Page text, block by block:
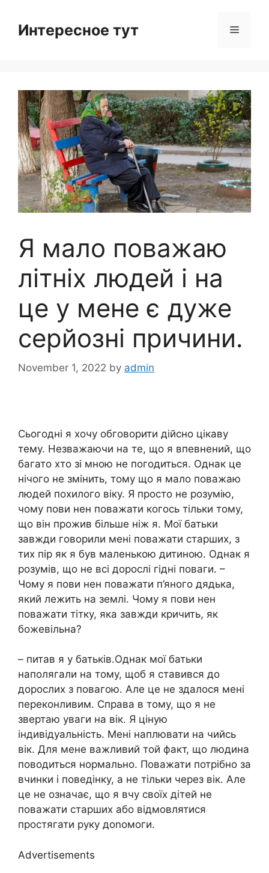
contentИнтересное тут Menu
Я мало поважаю
літніх людей і на
це у мене є дуже
серйозні причини.
November 1, 2022 by admin
Сьогодні я хочу обговорити дійсно цікаву
тему. Незважаючи на те, що я впевнений, що
багато хто зі мною не погодиться. Однак це
нічого не змінить, тому що я мало поважаю
людей похилого віку. Я просто не розумію,
чому пови нен поважати когось тільки тому,
що він прожив більше ніж я. Мої батьки
завжди говорили мені поважати старших, з
тих пір як я був маленькою дитиною. Однак я
розумів, що не всі дорослі гідні поваги. –
Чому я пови нен поважати п’яного дядька,
який лежить на землі. Чому я пови нен
поважати тітку, яка завжди кричить, як
божевільна?
– питав я у батьків.Однак мої батьки
наполягали на тому, щоб я ставився до
дорослих з повагою. Але це не здалося мені
переконливим. Справа в тому, що я не
звертаю уваги на вік. Я ціную
індивідуальність. Мені наплювати на чийсь
вік. Для мене важливий той факт, що людина
поводиться нормально. Поважати потрібно за
вчинки і поведінку, а не тільки через вік. Але
це не означає, що я вчу своїх дітей не
поважати старших або відмовлятися
простягати руку доnомоги.
Advertisements